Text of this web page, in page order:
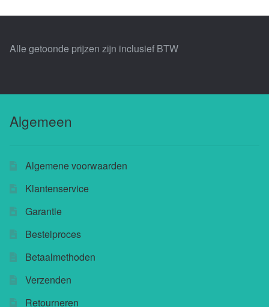
Alle getoonde prijzen zijn inclusief BTW
Algemeen
Algemene voorwaarden
Klantenservice
Garantie
Bestelproces
Betaalmethoden
Verzenden
Retourneren